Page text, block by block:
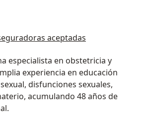
aceptadas
especialista en obstetricia y
experiencia en educación
disfunciones sexuales,
acumulando 48 años de